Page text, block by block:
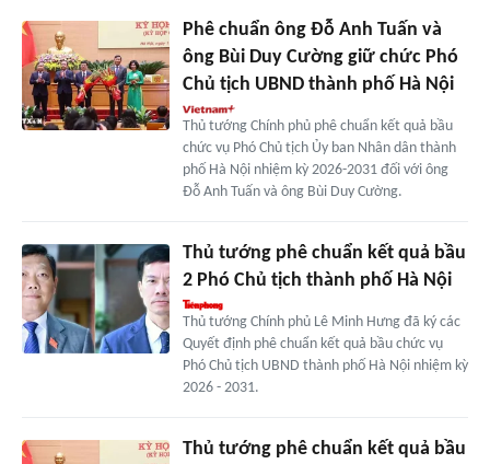
Phê chuẩn ông Đỗ Anh Tuấn và
ông Bùi Duy Cường giữ chức Phó
Chủ tịch UBND thành phố Hà Nội
Thủ tướng Chính phủ phê chuẩn kết quả bầu
chức vụ Phó Chủ tịch Ủy ban Nhân dân thành
phố Hà Nội nhiệm kỳ 2026-2031 đối với ông
Đỗ Anh Tuấn và ông Bùi Duy Cường.
Thủ tướng phê chuẩn kết quả bầu
2 Phó Chủ tịch thành phố Hà Nội
Thủ tướng Chính phủ Lê Minh Hưng đã ký các
Quyết định phê chuẩn kết quả bầu chức vụ
Phó Chủ tịch UBND thành phố Hà Nội nhiệm kỳ
2026 - 2031.
Thủ tướng phê chuẩn kết quả bầu